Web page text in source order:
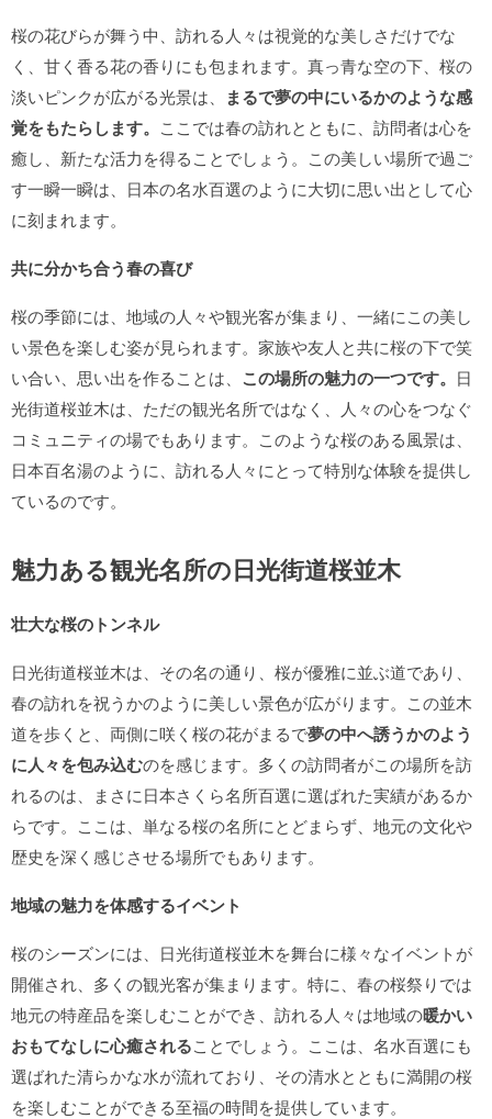
桜の花びらが舞う中、訪れる人々は視覚的な美しさだけでな
く、甘く香る花の香りにも包まれます。真っ青な空の下、桜の
淡いピンクが広がる光景は、
まるで夢の中にいるかのような感
覚をもたらします。 ここでは春の訪れとともに、訪問者は心を
癒し、新たな活力を得ることでしょう。この美しい場所で過ご
す一瞬一瞬は、日本の名水百選のように大切に思い出として心
に刻まれます。
共に分かち合う春の喜び
桜の季節には、地域の人々や観光客が集まり、一緒にこの美し
い景色を楽しむ姿が見られます。家族や友人と共に桜の下で笑
い合い、思い出を作ることは、 この場所の魅力の一つです。 日
光街道桜並木は、ただの観光名所ではなく、人々の心をつなぐ
コミュニティの場でもあります。このような桜のある風景は、
日本百名湯のように、訪れる人々にとって特別な体験を提供し
ているのです。
魅力ある観光名所の日光街道桜並木
壮大な桜のトンネル
日光街道桜並木は、その名の通り、桜が優雅に並ぶ道であり、
春の訪れを祝うかのように美しい景色が広がります。この並木
道を歩くと、両側に咲く桜の花がまるで夢の中へ誘うかのよう
に人々を包み込むのを感じます。多くの訪問者がこの場所を訪
れるのは、まさに日本さくら名所百選に選ばれた実績があるか
らです。ここは、単なる桜の名所にとどまらず、地元の文化や
歴史を深く感じさせる場所でもあります。
地域の魅力を体感するイベント
桜のシーズンには、日光街道桜並木を舞台に様々なイベントが
開催され、多くの観光客が集まります。特に、春の桜祭りでは
地元の特産品を楽しむことができ、訪れる人々は地域の暖かい
おもてなしに心癒されることでしょう。ここは、名水百選にも
選ばれた清らかな水が流れており、その清水とともに満開の桜
を楽しむことができる至福の時間を提供しています。